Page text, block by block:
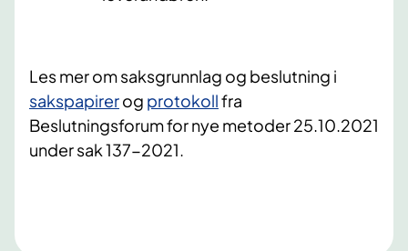
Les mer om saksgrunnlag og beslutning i
sakspapirer​og protokoll​​​fra
Beslutningsforum for nye metoder 25.10.2021
under sak 137-2021.​